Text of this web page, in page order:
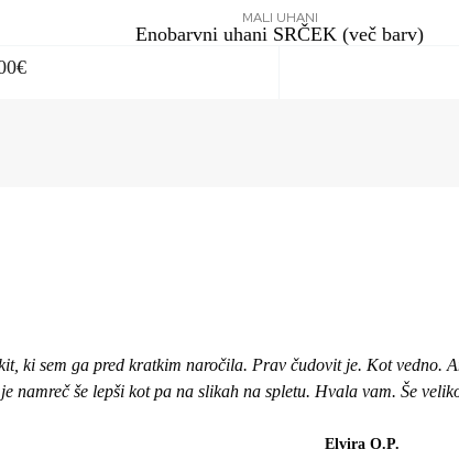
MALI UHANI
Enobarvni uhani SRČEK (več barv)
€
ki sem ga pred kratkim naročila. Prav čudovit je. Kot vedno.
namreč še lepši kot pa na slikah na spletu. Hvala vam. Še
Elvira O.P.